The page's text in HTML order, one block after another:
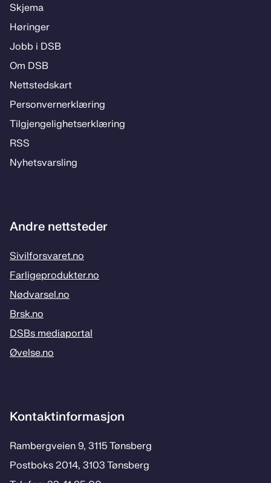
Skje­­ma
Hø­rin­­ger
Jobb i DSB
Om DSB
Nett­steds­­kart
Per­­son­ver­n­er­klæ­­ring
Til­­­gjen­­ge­­lig­hets­­er­klæ­­ring
RSS
Ny­hets­­vars­­ling
Andre nettsteder
Sivilforsvaret.no
Farligeprodukter.no
Nødvarsel.no
Brsk.no
DSBs mediaportal
Øvelse.no
Kontaktinformasjon
Rambergveien 9, 3115 Tønsberg
Postboks 2014, 3103 Tønsberg